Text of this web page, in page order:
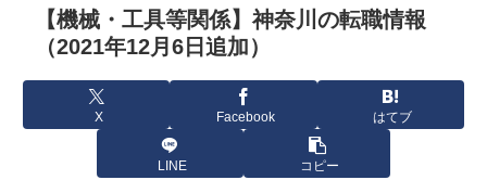
【機械・工具等関係】神奈川の転職情報
（2021年12月6日追加）
X Facebook はてブ
LINE コピー